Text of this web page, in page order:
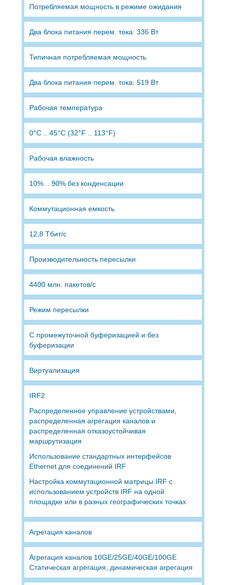
Потребляемая мощность в режиме ожидания
Два блока питания перем. тока: 336 Вт
Типичная потребляемая мощность
Два блока питания перем. тока: 519 Вт
Рабочая температура
0°C .. 45°C (32°F .. 113°F)
Рабочая влажность
10% .. 90% без конденсации
Коммутационная емкость
12,8 Тбит/с
Производитель­ность пересылки
4400 млн. пакетов/с
Режим пересылки
С промежуточной буферизацией и без
буферизации
Виртуализация
IRF2
Распределенное управление устройствами,
распределенная агрегация каналов и
распределенная отказоустойчивая
маршрутизация
Использование стандартных интерфейсов
Ethernet для соединений IRF
Настройка коммутационной матрицы IRF с
использованием устройств IRF на одной
площадке или в разных географических точках
Агрегация каналов
Агрегация каналов 10GE/25GE/40GE/100GE
Статическая агрегация, динамическая агрегация